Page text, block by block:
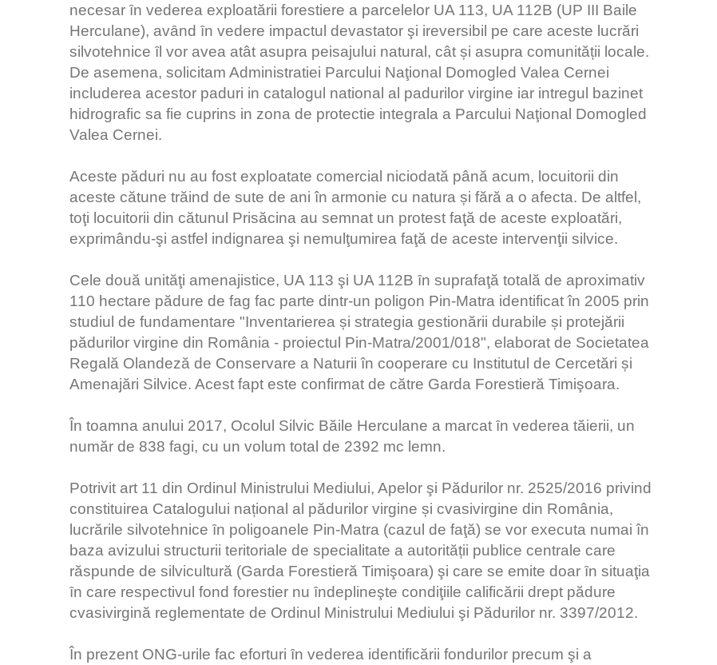
necesar ȋn vederea exploatării forestiere a parcelelor UA 113, UA 112B (UP III Baile
Herculane), avȃnd ȋn vedere impactul devastator şi ireversibil pe care aceste lucrări
silvotehnice ȋl vor avea atât asupra peisajului natural, cât și asupra comunității locale.
De asemena, solicitam Administratiei Parcului Naţional Domogled Valea Cernei
includerea acestor paduri in catalogul national al padurilor virgine iar intregul bazinet
hidrografic sa fie cuprins in zona de protectie integrala a Parcului Naţional Domogled
Valea Cernei.
Aceste păduri nu au fost exploatate comercial niciodată până acum, locuitorii din
aceste cătune trăind de sute de ani în armonie cu natura și fără a o afecta. De altfel,
toţi locuitorii din cătunul Prisăcina au semnat un protest faţă de aceste exploatări,
exprimându-şi astfel indignarea şi nemulţumirea faţă de aceste intervenţii silvice.
Cele două unităţi amenajistice, UA 113 şi UA 112B ȋn suprafaţă totală de aproximativ
110 hectare pădure de fag fac parte dintr-un poligon Pin-Matra identificat în 2005 prin
studiul de fundamentare "Inventarierea și strategia gestionării durabile și protejării
pădurilor virgine din România - proiectul Pin-Matra/2001/018", elaborat de Societatea
Regală Olandeză de Conservare a Naturii în cooperare cu Institutul de Cercetări și
Amenajări Silvice. Acest fapt este confirmat de către Garda Forestieră Timişoara.
În toamna anului 2017, Ocolul Silvic Băile Herculane a marcat ȋn vederea tăierii, un
număr de 838 fagi, cu un volum total de 2392 mc lemn.
Potrivit art 11 din Ordinul Ministrului Mediului, Apelor şi Pădurilor nr. 2525/2016 privind
constituirea Catalogului național al pădurilor virgine și cvasivirgine din România,
lucrările silvotehnice ȋn poligoanele Pin-Matra (cazul de faţă) se vor executa numai în
baza avizului structurii teritoriale de specialitate a autorității publice centrale care
răspunde de silvicultură (Garda Forestieră Timişoara) şi care se emite doar ȋn situaţia
ȋn care respectivul fond forestier nu ȋndeplineşte condiţiile calificării drept pădure
cvasivirgină reglementate de Ordinul Ministrului Mediului şi Pădurilor nr. 3397/2012.
În prezent ONG-urile fac eforturi ȋn vederea identificării fondurilor precum şi a